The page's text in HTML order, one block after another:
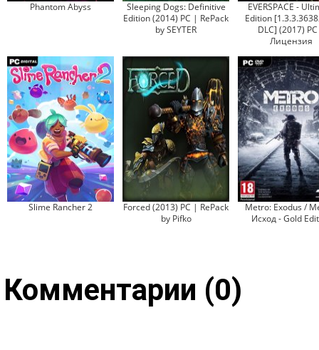
Phantom Abyss
Sleeping Dogs: Definitive
Edition (2014) PC | RePack
by SEYTER
EVERSPACE -
Edition
DLC] (2017)
Лицензия
Slime Rancher 2
Forced (2013) PC | RePack
by Pifko
Metro: Exodus /
Исход - Gold
Комментарии (0)